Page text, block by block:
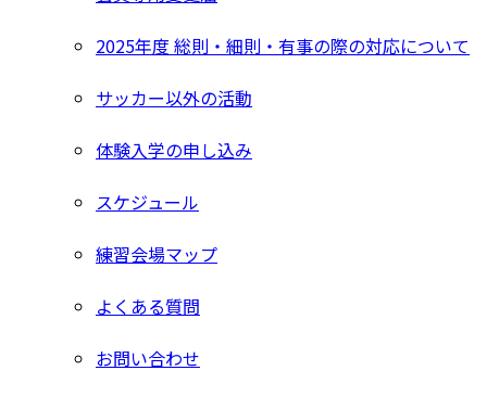
2025年度 総則・細則・有事の際の対応について
サッカー以外の活動
体験入学の申し込み
スケジュール
練習会場マップ
よくある質問
お問い合わせ